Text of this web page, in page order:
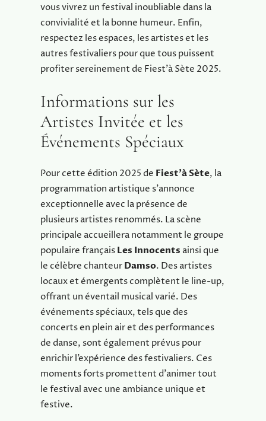
vous vivrez un festival inoubliable dans la
convivialité et la bonne humeur. Enfin,
respectez les espaces, les artistes et les
autres festivaliers pour que tous puissent
profiter sereinement de Fiest’à Sète 2025.
Informations sur les
Artistes Invitée et les
Événements Spéciaux
Pour cette édition 2025 de Fiest’à Sète, la
programmation artistique s’annonce
exceptionnelle avec la présence de
plusieurs artistes renommés. La scène
principale accueillera notamment le groupe
populaire françaisLes Innocents ainsi que
le célèbre chanteurDamso. Des artistes
locaux et émergents complètent le line-up,
offrant un éventail musical varié. Des
événements spéciaux, tels que des
concerts en plein air et des performances
de danse, sont également prévus pour
enrichir l’expérience des festivaliers. Ces
moments forts promettent d’animer tout
le festival avec une ambiance unique et
festive.